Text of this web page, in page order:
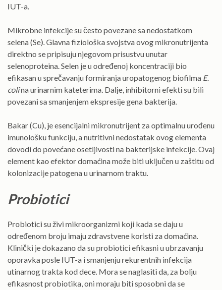
IUT-a.
Mikrobne infekcije su često povezane sa nedostatkom
selena (Se). Glavna fiziološka svojstva ovog mikronutrijenta
direktno se pripisuju njegovom prisustvu unutar
selenoproteina. Selen je u određenoj koncentraciji bio
efikasan u sprečavanju formiranja uropatogenog biofilma E.
colina urinarnim kateterima. Dalje, inhibitorni efekti su bili
povezani sa smanjenjem ekspresije gena bakterija.
Bakar (Cu), je esencijalni mikronutrijent za optimalnu urođenu
imunološku funkciju, a nutritivni nedostatak ovog elementa
dovodi do povećane osetljivosti na bakterijske infekcije. Ovaj
element kao efektor domaćina može biti uključen u zaštitu od
kolonizacije patogena u urinarnom traktu.
Probiotici
Probiotici su živi mikroorganizmi koji kada se daju u
određenom broju imaju zdravstvene koristi za domaćina.
Klinički je dokazano da su probiotici efikasni u ubrzavanju
oporavka posle IUT-a i smanjenju rekurentnih infekcija
utinarnog trakta kod dece. Mora se naglasiti da, za bolju
efikasnost probiotika, oni moraju biti sposobni da se